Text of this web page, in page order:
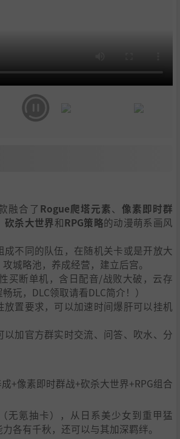
融合了 Rogue爬塔元素、 像素即时群
砍杀大世界和RPG策略的动漫萌系画风
成不同的队伍，在随机关卡或是开放大
城略池，养成经营，建立后宫。
买断单机，含日配音/战败大破，云存
玩，DLC领取请看DLC简介！）
放置要求，可以加速时间爆肝可以挂机
以加官方群实时交流、问答、吹水、分
+像素即时群战+砍杀大世界+RPG组合
无氪抽卡），从日系美少女到重甲猛
各有千秋，还可以与其加深羁绊。